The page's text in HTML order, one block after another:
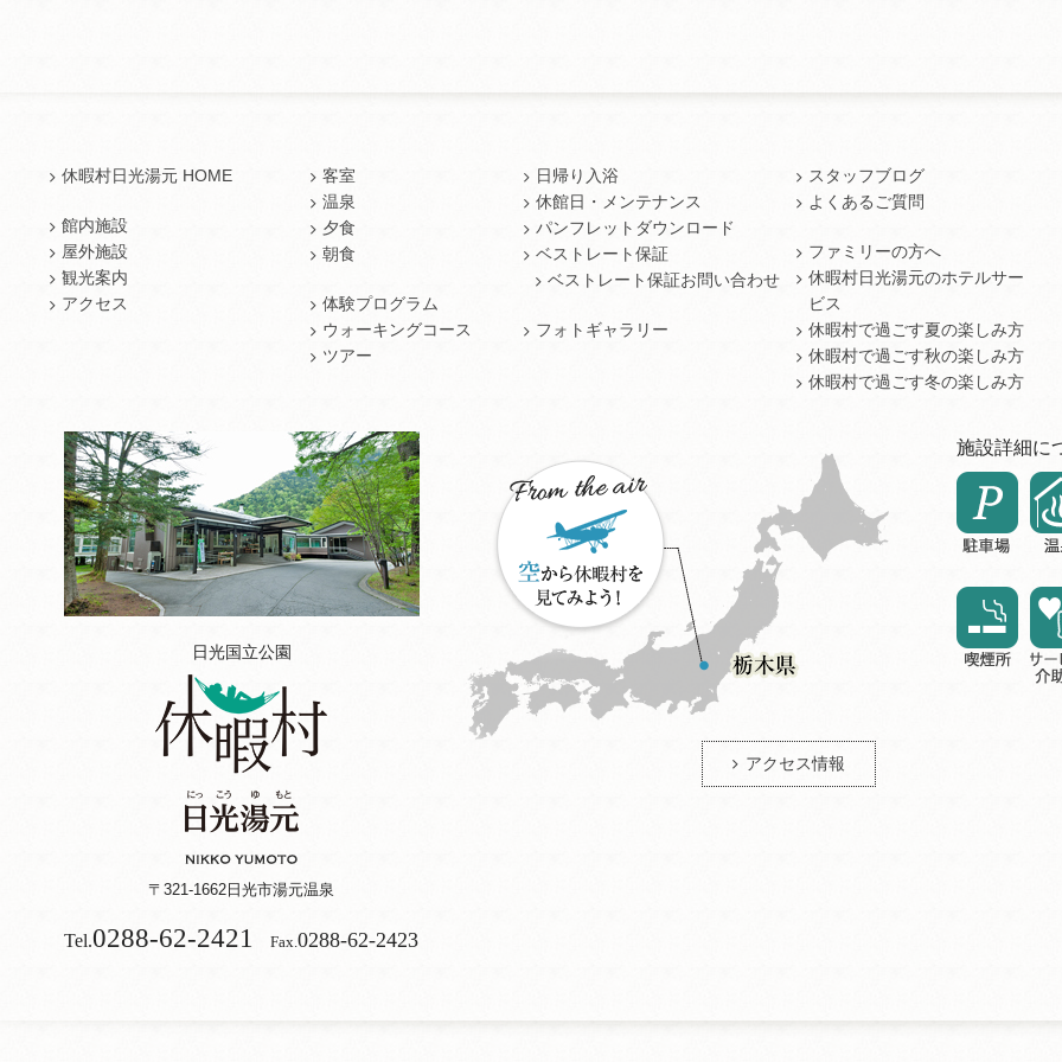
休暇村日光湯元 HOME
館内施設
屋外施設
観光案内
アクセス
客室
温泉
夕食
朝食
体験プログラム
ウォーキングコース
ツアー
日帰り入浴
休館日・メンテナンス
パンフレットダウンロード
ベストレート保証
ベストレート保証お問い合わせ
フォトギャラリー
スタッフブログ
よくあるご質問
ファミリーの方へ
休暇村日光湯元のホテルサー
ビス
休暇村で過ごす夏の楽しみ方
休暇村で過ごす秋の楽しみ方
休暇村で過ごす冬の楽しみ方
日光国立公園
〒321-1662日光市湯元温泉
Tel.0288-62-2421 Fax. 0288-62-2423
アクセス情報
施設詳細に